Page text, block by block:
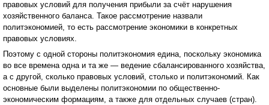
правовых условий для получения прибыли за счёт нарушения
хозяйственного баланса. Такое рассмотрение назвали
политэкономией, то есть рассмотрение экономики в конкретных
правовых условиях.
Поэтому с одной стороны политэкономия едина, поскольку экономика
во все времена одна и та же — ведение сбалансированного хозяйства,
а с другой, сколько правовых условий, столько и политэкономий. Как
основные были выделены политэкономии по общественно-
экономическим формациям, а также для отдельных случаев (стран).